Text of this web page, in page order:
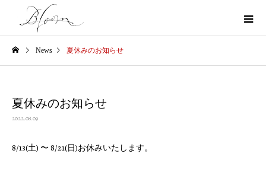
News 夏休みのお知らせ
夏休みのお知らせ
2022.08.09
8/13(土) 〜 8/21(日)お休みいたします。